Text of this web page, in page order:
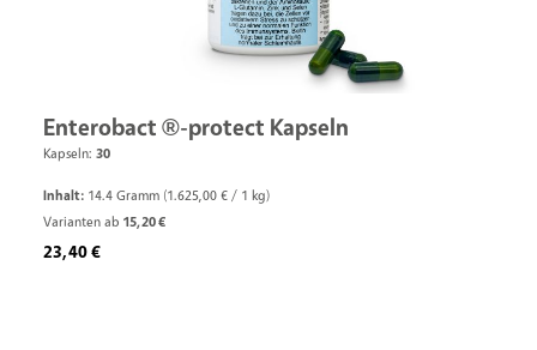
Enterobact ®-protect Kapseln
Kapseln: 30
Inhalt: 14.4 Gramm (1.625,00 € / 1 kg)
Varianten ab 15,20 €
Regulärer Preis:
23,40 €